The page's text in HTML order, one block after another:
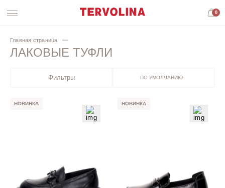
0
Главная страница
ЛАКОВЫЕ ТУФЛИ
Фильтры ПО УМОЛЧАНИЮ
НОВИНКА НОВИНКА